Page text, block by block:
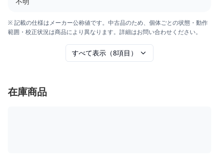
※ 記載の仕様はメーカー公称値です。中古品のため、個体ごとの状態・動作
範囲・校正状況は商品により異なります。詳細はお問い合わせください。
すべて表示（8項目）
在庫商品